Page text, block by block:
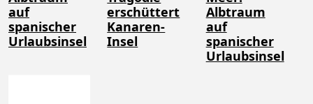
auf
spanischer
Urlaubsinsel
erschüttert
Kanaren-
Insel
Albtraum
auf
spanischer
Urlaubsinsel